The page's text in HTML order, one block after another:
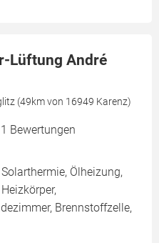
Lüftung André
(49km von 16949 Karenz)
Bewertungen
Ölheizung,
Brennstoffzelle,